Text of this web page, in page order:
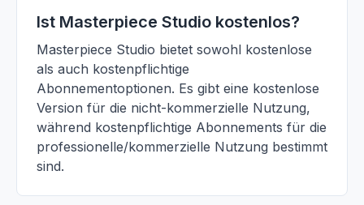
Ist Masterpiece Studio kostenlos?
Masterpiece Studio bietet sowohl kostenlose
als auch kostenpflichtige
Abonnementoptionen. Es gibt eine kostenlose
Version für die nicht-kommerzielle Nutzung,
während kostenpflichtige Abonnements für die
professionelle/kommerzielle Nutzung bestimmt
sind.